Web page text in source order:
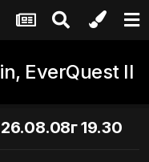
EverQuest II
19.30